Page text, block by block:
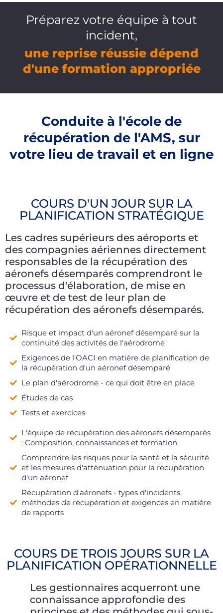
Préparez votre équipe à tout
incident,
une reprise réussie dépend
d'une formation appropriée
Conduite à l'école de
récupération de l'AMS, sur
votre lieu de travail et en ligne
COURS D'UN JOUR SUR LA
PLANIFICATION STRATÉGIQUE
Les cadres supérieurs des aéroports et
des compagnies aériennes directement
responsables de la récupération des
aéronefs désemparés comprendront le
processus d'élaboration, de mise en
œuvre et de test de leur plan de
récupération des aéronefs désemparés.
Risque et impact d'un aéronef désemparé sur la
continuité des activités de l'aérodrome
Exigences de l'OACI en matière de planification de
la récupération d'un aéronef désemparé
Le plan d'aérodrome - ce qui doit être en place
Études de cas
Tests et exercices
L'équipe de récupération des aéronefs désemparés
: Composition, connaissances et formation
Comprendre les risques pour la santé et la sécurité
et les mesures d'atténuation pour la récupération
d'un aéronef
Récupération d'aéronefs - types d'incidents,
méthodes de récupération et exigences en matière
de rapports
COURS DE TROIS JOURS SUR LA
PLANIFICATION OPÉRATIONNELLE
Les gestionnaires acquerront une
connaissance approfondie des